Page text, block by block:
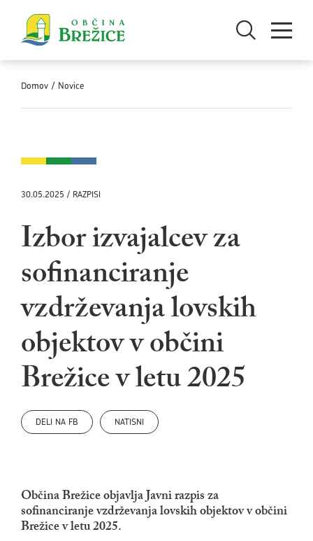
Odpri iskanjeOdpri meni
Domov / Novice
30.05.2025 / RAZPISI
Izbor izvajalcev za
sofinanciranje
vzdrževanja lovskih
objektov v občini
Brežice v letu 2025
DELI NA FB NATISNI
Občina Brežice objavlja Javni razpis za
sofinanciranje vzdrževanja lovskih objektov v občini
Brežice v letu 2025.